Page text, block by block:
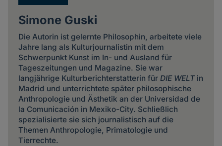
Simone Guski
Die Autorin ist gelernte Philosophin, arbeitete viele
Jahre lang als Kulturjournalistin mit dem
Schwerpunkt Kunst im In- und Ausland für
Tageszeitungen und Magazine. Sie war
langjährige Kulturberichterstatterin für DIE WELTin
Madrid und unterrichtete später philosophische
Anthropologie und Ästhetik an der Universidad de
la Comunicación in Mexiko-City. Schließlich
spezialisierte sie sich journalistisch auf die
Themen Anthropologie, Primatologie und
Tierrechte.